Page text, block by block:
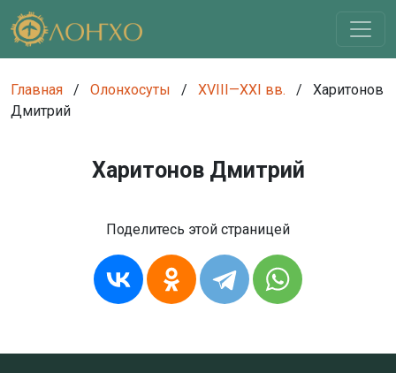
Главная / Олонхосуты / XVIII—XXI вв. /
Харитонов
Дмитрий
Харитонов Дмитрий
Поделитесь этой страницей